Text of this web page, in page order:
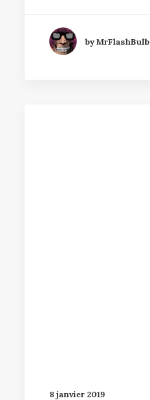
by MrFlashBulb
8 janvier 2019